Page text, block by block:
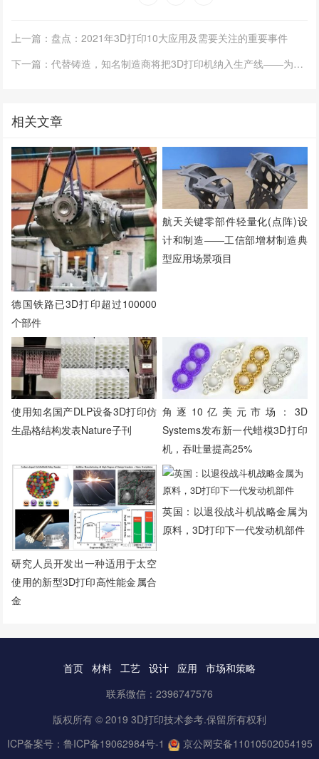
上一篇：盘点：2021年3D打印10大应用及需要关注的重要事件
下一篇：代替铸造，知名制造商将把3D打印机纳入生产线——为航空发动机等制造精密零部件
相关文章
德国铁路已3D打印超过100000
个部件
航天关键零部件轻量化(点阵)设
计和制造——工信部增材制造典
型应用场景项目
使用知名国产DLP设备3D打印仿
生晶格结构发表Nature子刊
角逐10亿美元市场：3D
Systems发布新一代蜡模3D打印
机，吞吐量提高25%
研究人员开发出一种适用于太空
使用的新型3D打印高性能金属合
金
英国：以退役战斗机战略金属为
原料，3D打印下一代发动机部件
首页 材料 工艺 设计 应用
市场和策略
联系微信：2396747576
版权所有 © 2019 3D打印技术参考.保留所有权利
ICP备案号： 鲁ICP备19062984号-1 京公网安备11010502054195